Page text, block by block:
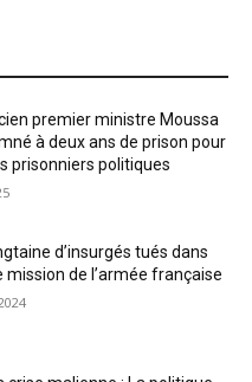
premier ministre Moussa
à deux ans de prison pour
prisonniers politiques
d’insurgés tués dans
mission de l’armée française